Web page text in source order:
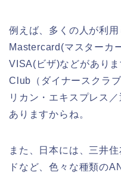
例えば、多くの人が利
Mastercard(マスターカ
VISA(ビザ)などがあり
Club（ダイナースクラ
リカン・エキスプレス
ありますからね。
また、日本には、三井
ドなど、色々な種類の